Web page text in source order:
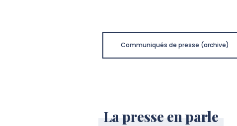
Communiqués de presse (archive)
La presse en parle